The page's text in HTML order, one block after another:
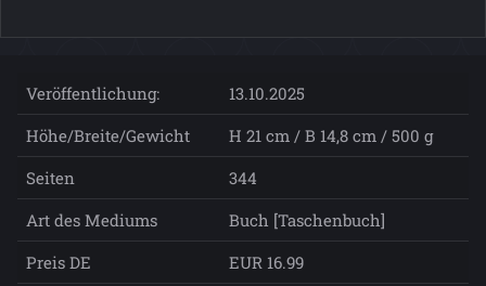
Veröffentlichung:
13.10.2025
Höhe/Breite/Gewicht
H 21 cm / B 14,8 cm / 500 g
Seiten
344
Art des Mediums
Buch [Taschenbuch]
Preis DE
EUR 16.99